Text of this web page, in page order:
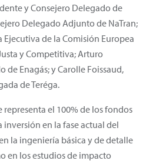
y Consejero Delegado de
Delegado Adjunto de NaTran;
Ejecutiva de la Comisión Europea
y Competitiva; Arturo
de Enagás; y Carolle Foissaud,
de Teréga.
el 100% de los fondos
inversión en la fase actual del
la ingeniería básica y de detalle
en los estudios de impacto